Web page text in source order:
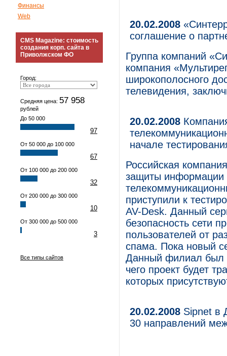
Финансы
Web
CMS Magazine: стоимость
создания корп. сайта в
Приволжском ФО
Город:
Средняя цена: 57 958
рублей
До 50 000
97
От 50 000 до 100 000
67
От 100 000 до 200 000
32
От 200 000 до 300 000
10
От 300 000 до 500 000
3
Все типы сайтов
20.02.2008
соглашение о
Группа компаний
компания
широкополосного
телевидения,
20.02.2008
начале
Российская
защиты информации
приступили к
AV-Desk. Данный
безопасность сети
пользователей от
спама. Пока новый
Данный филиал был
чего проект будет
которых
20.02.2008 Sipnet в
30 направлений